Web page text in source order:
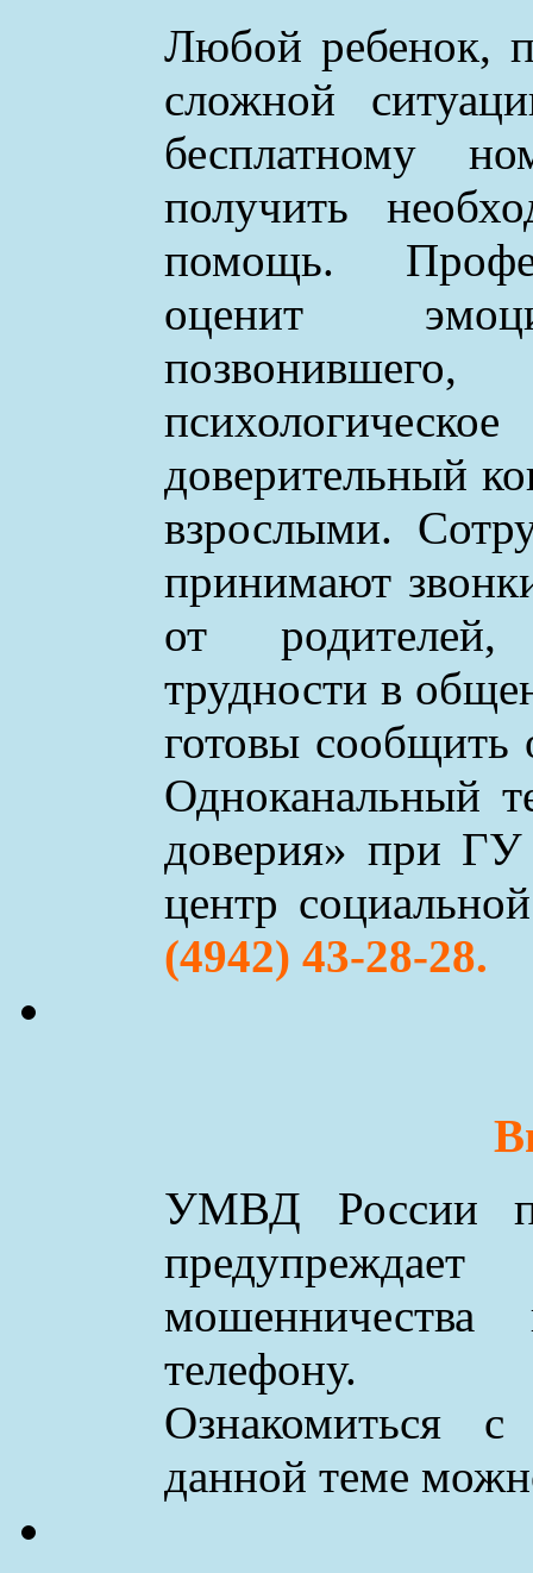
Любой ребенок,
сложной
бесплатному
получить
помощь.
оценит
доверительный
взрослыми.
принимают
от
трудности в
готовы сообщить
Одноканальный
доверия» при ГУ
центр
(4942) 43-28-28.
УМВД России
телефону.
Ознакомиться
данной теме